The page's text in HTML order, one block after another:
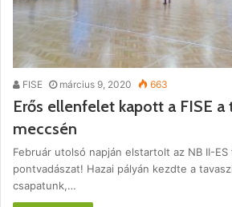
FISE március 9, 2020 663
Erős ellenfelet kapott a FISE a
meccsén
Február utolsó napján elstartolt az NB II-
pontvadászat! Hazai pályán kezdte a
csapatunk,…